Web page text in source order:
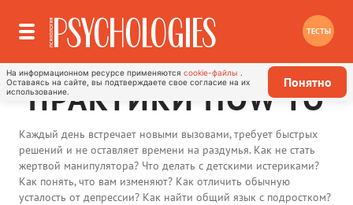
ТЕСТЫ
На информационном ресурсе применяются cookie-файлы
Оставаясь на сайте, вы подтверждаете свое согласие на их
использование.
Понятно
ПРАКТИКИ HOW TO
Каждый день встречает новыми вызовами, требует быстрых
решений и не оставляет времени на раздумья. Как не стать
жертвой манипулятора? Что делать с детскими истериками?
Как понять, что вам изменяют? Как отличить обычную
усталость от депрессии? Как найти общий язык с подростком?